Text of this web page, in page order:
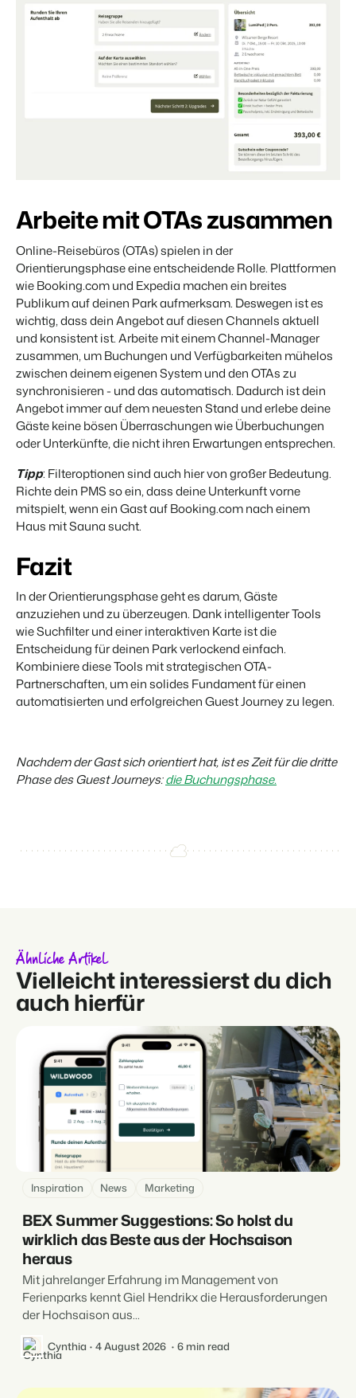
Arbeite mit OTAs zusammen
Online-Reisebüros (OTAs) spielen in der
Orientierungsphase eine entscheidende Rolle. Plattformen
wie Booking.com und Expedia machen ein breites
Publikum auf deinen Park aufmerksam. Deswegen ist es
wichtig, dass dein Angebot auf diesen Channels aktuell
und konsistent ist. Arbeite mit einem Channel-Manager
zusammen, um Buchungen und Verfügbarkeiten mühelos
zwischen deinem eigenen System und den OTAs zu
synchronisieren - und das automatisch. Dadurch ist dein
Angebot immer auf dem neuesten Stand und erlebe deine
Gäste keine bösen Überraschungen wie Überbuchungen
oder Unterkünfte, die nicht ihren Erwartungen entsprechen.
Tipp: Filteroptionen sind auch hier von großer Bedeutung.
Richte dein PMS so ein, dass deine Unterkunft vorne
mitspielt, wenn ein Gast auf Booking.com nach einem
Haus mit Sauna sucht.
Fazit
In der Orientierungsphase geht es darum, Gäste
anzuziehen und zu überzeugen. Dank intelligenter Tools
wie Suchfilter und einer interaktiven Karte ist die
Entscheidung für deinen Park verlockend einfach.
Kombiniere diese Tools mit strategischen OTA-
Partnerschaften, um ein solides Fundament für einen
automatisierten und erfolgreichen Guest Journey zu legen.
Nachdem der Gast sich orientiert hat, ist es Zeit für die dritte
Phase des Guest Journeys:die Buchungsphase.
Ähnliche Artikel
Vielleicht interessierst du dich
auch hierfür
Inspiration News Marketing
BEX Summer Suggestions: So holst du
wirklich das Beste aus der Hochsaison
heraus
Mit jahrelanger Erfahrung im Management von
Ferienparks kennt Giel Hendrikx die Herausforderungen
der Hochsaison aus...
Cynthia 4 August 2026 6 min read